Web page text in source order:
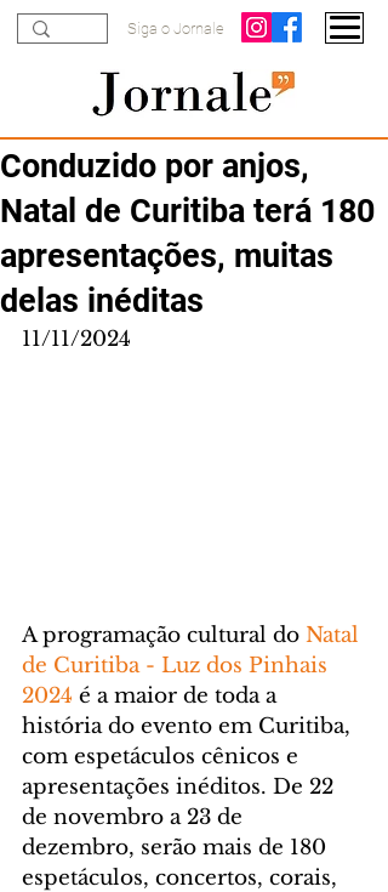
Siga o Jornale
Conduzido por anjos,
Natal de Curitiba terá 180
apresentações, muitas
delas inéditas
11/11/2024
A programação cultural do Natal
de Curitiba - Luz dos Pinhais
2024 é a maior de toda a
história do evento em Curitiba,
com espetáculos cênicos e
apresentações inéditos. De 22
de novembro a 23 de
dezembro, serão mais de 180
espetáculos, concertos, corais,